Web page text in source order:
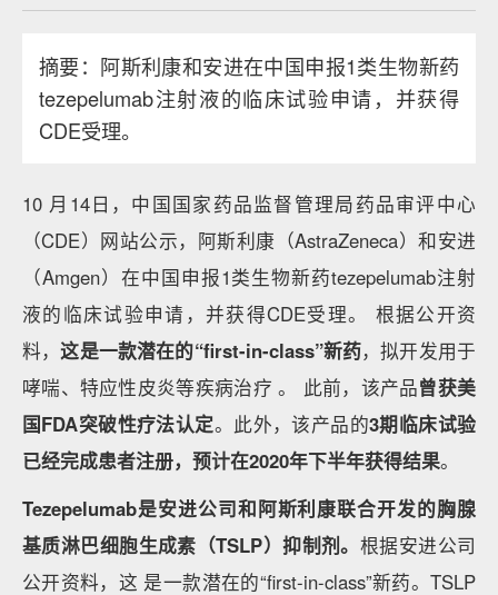
摘要：阿斯利康和安进在中国申报1类生物新药
tezepelumab注射液的临床试验申请，并获得
CDE受理。
10 月14日，中国国家药品监督管理局药品审评中心
（CDE）网站公示，阿斯利康（AstraZeneca）和安进
（Amgen）在中国申报1类生物新药tezepelumab注射
液的临床试验申请，并获得CDE受理。 根据公开资
料，这是一款潜在的“first-in-class”新药，拟开发用于
哮喘、特应性皮炎等疾病治疗 。 此前，该产品曾获美
国FDA突破性疗法认定。此外，该产品的3期临床试验
已经完成患者注册，预计在2020年下半年获得结果。
Tezepelumab是安进公司和阿斯利康联合开发的胸腺
基质淋巴细胞生成素（TSLP）抑制剂。 根据安进公司
公开资料，这 是一款潜在的“first-in-class”新药。TSLP